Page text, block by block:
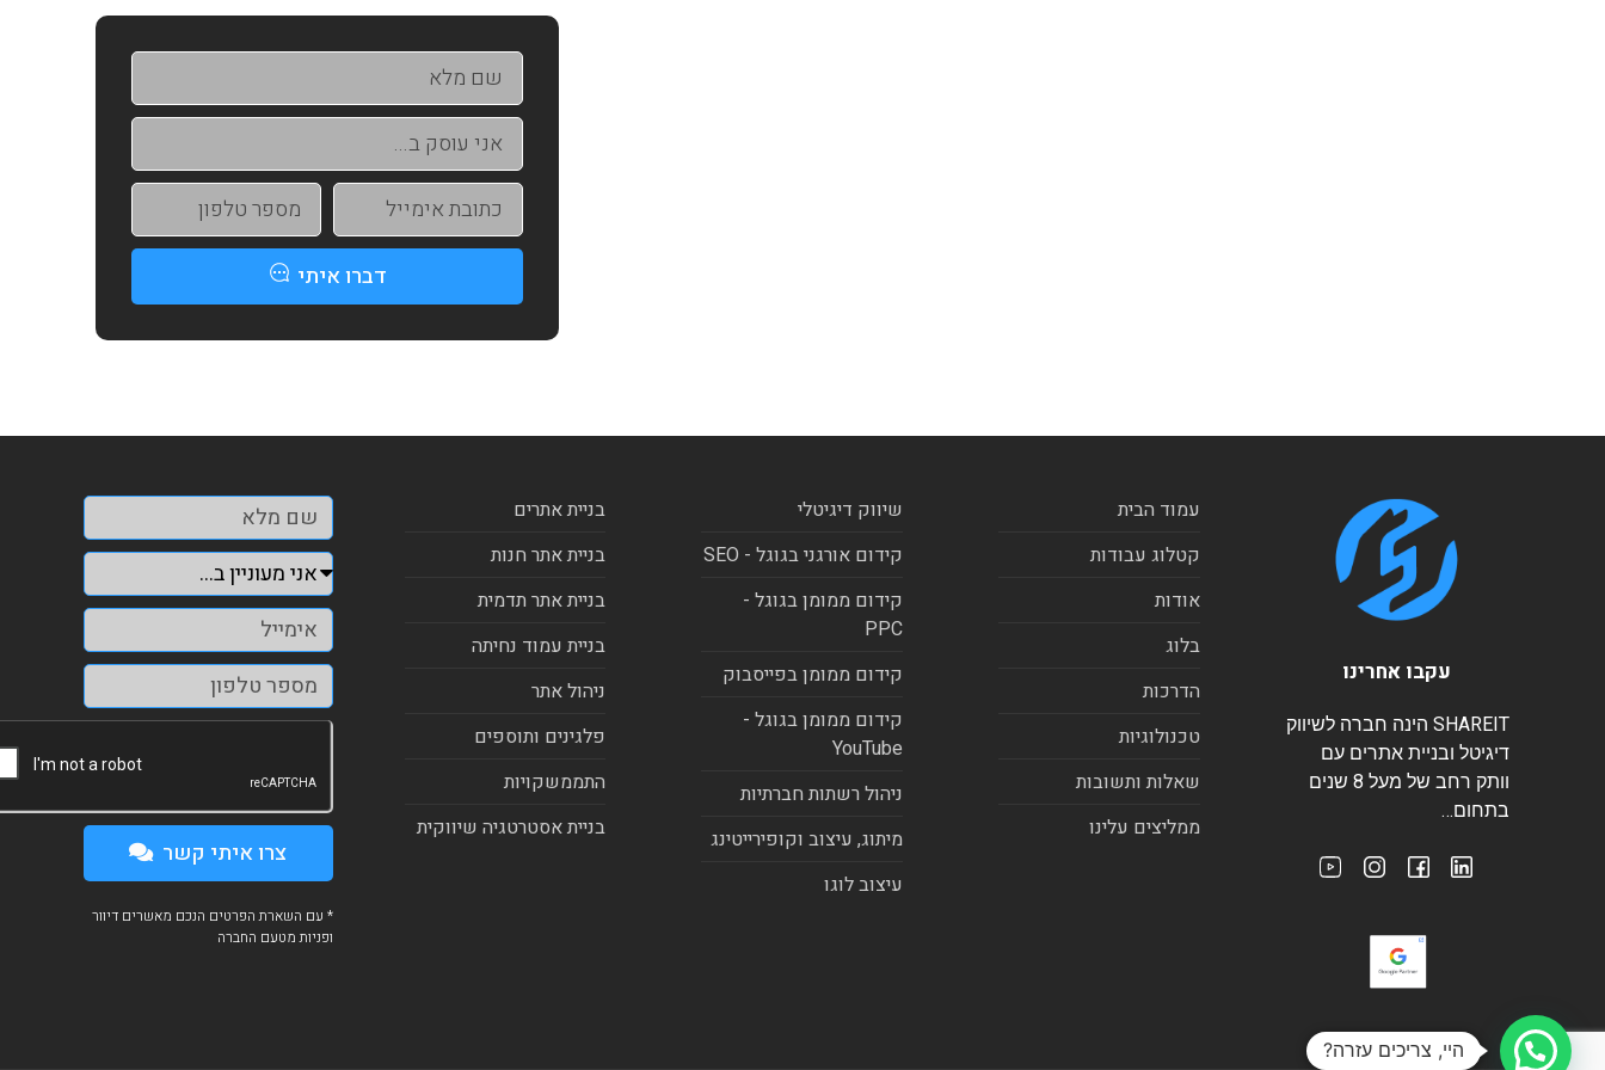
דברו איתי
עקבו אחרינו
SHAREIT הינה חברה לשיווק
דיגיטל ובניית אתרים עם
וותק רחב של מעל 8 שנים
בתחום…
עמוד הבית
קטלוג עבודות
אודות
בלוג
הדרכות
טכנולוגיות
שאלות ותשובות
ממליצים עלינו
שיווק דיגיטלי
קידום אורגני בגוגל - SEO
קידום ממומן בגוגל -
PPC
קידום ממומן בפייסבוק
קידום ממומן בגוגל -
YouTube
ניהול רשתות חברתיות
מיתוג, עיצוב וקופירייטינג
עיצוב לוגו
בניית אתרים
בניית אתר חנות
בניית אתר תדמית
בניית עמוד נחיתה
ניהול אתר
פלגינים ותוספים
התממשקויות
בניית אסטרטגיה שיווקית
צרו איתי קשר
* עם השארת הפרטים הנכם מאשרים דיוור
ופניות מטעם החברה
היי, צריכים עזרה?